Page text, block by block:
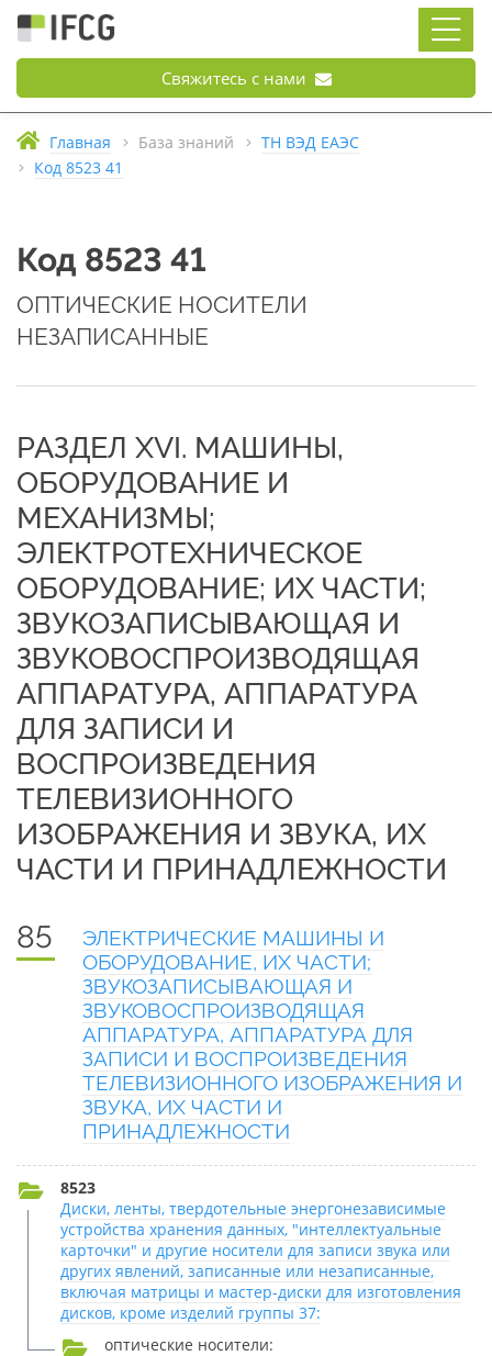
Свяжитесь с нами
Главная База знаний
ТН ВЭД ЕАЭС
Код 8523 41
Код 8523 41
ОПТИЧЕСКИЕ НОСИТЕЛИ
НЕЗАПИСАННЫЕ
РАЗДЕЛ XVI. МАШИНЫ,
ОБОРУДОВАНИЕ И
МЕХАНИЗМЫ;
ЭЛЕКТРОТЕХНИЧЕСКОЕ
ОБОРУДОВАНИЕ; ИХ ЧАСТИ;
ЗВУКОЗАПИСЫВАЮЩАЯ И
ЗВУКОВОСПРОИЗВОДЯЩАЯ
АППАРАТУРА, АППАРАТУРА
ДЛЯ ЗАПИСИ И
ВОСПРОИЗВЕДЕНИЯ
ТЕЛЕВИЗИОННОГО
ИЗОБРАЖЕНИЯ И ЗВУКА, ИХ
ЧАСТИ И ПРИНАДЛЕЖНОСТИ
85
ЭЛЕКТРИЧЕСКИЕ МАШИНЫ И
ОБОРУДОВАНИЕ, ИХ ЧАСТИ;
ЗВУКОЗАПИСЫВАЮЩАЯ И
ЗВУКОВОСПРОИЗВОДЯЩАЯ
АППАРАТУРА, АППАРАТУРА ДЛЯ
ЗАПИСИ И ВОСПРОИЗВЕДЕНИЯ
ТЕЛЕВИЗИОННОГО ИЗОБРАЖЕНИЯ И
ЗВУКА, ИХ ЧАСТИ И
ПРИНАДЛЕЖНОСТИ
8523
Диски, ленты, твердотельные энергонезависимые
устройства хранения данных, "интеллектуальные
карточки" и другие носители для записи звука или
других явлений, записанные или незаписанные,
включая матрицы и мастер-диски для изготовления
дисков, кроме изделий группы 37:
оптические носители: